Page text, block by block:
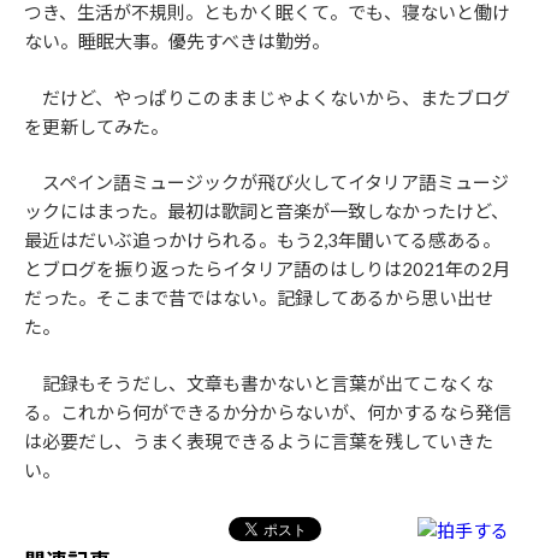
つき、生活が不規則。ともかく眠くて。でも、寝ないと働け
ない。睡眠大事。優先すべきは勤労。
だけど、やっぱりこのままじゃよくないから、またブログ
を更新してみた。
スペイン語ミュージックが飛び火してイタリア語ミュージ
ックにはまった。最初は歌詞と音楽が一致しなかったけど、
最近はだいぶ追っかけられる。もう2,3年聞いてる感ある。
とブログを振り返ったらイタリア語のはしりは2021年の2月
だった。そこまで昔ではない。記録してあるから思い出せ
た。
記録もそうだし、文章も書かないと言葉が出てこなくな
る。これから何ができるか分からないが、何かするなら発信
は必要だし、うまく表現できるように言葉を残していきた
い。